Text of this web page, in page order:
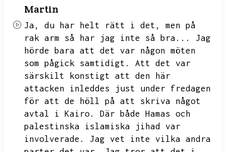
Martin
Ja, du har helt rätt i det,
men på
rak arm så har jag inte så bra...
Jag
hörde bara att det var någon möten
som pågick samtidigt.
Att det var
särskilt konstigt att den här
attacken inleddes just under fredagen
för att de höll på att skriva något
avtal i Kairo.
Där både Hamas och
palestinska islamiska jihad var
involverade.
Jag vet inte vilka andra